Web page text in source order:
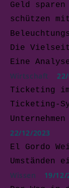
Geld
schützen
Die
Eine
Wirtschaft
Ticketing im
Ticketing-
22/12/2023
El Gordo
Umständen
Wissen 19/12/